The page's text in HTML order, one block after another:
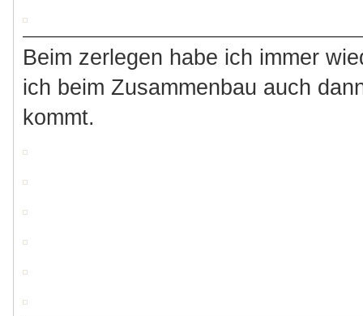
Beim zerlegen habe ich immer
ich beim Zusammenbau auch
kommt.